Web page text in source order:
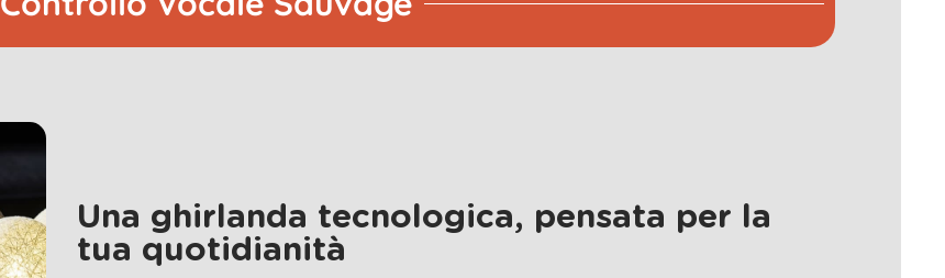
Una ghirlanda tecnologica, pensata per la
tua quotidianità